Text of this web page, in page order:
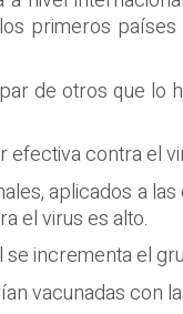
primeros
de otros que lo
efectiva contra el
aplicados a
el virus es alto.
incrementa el
vacunadas con